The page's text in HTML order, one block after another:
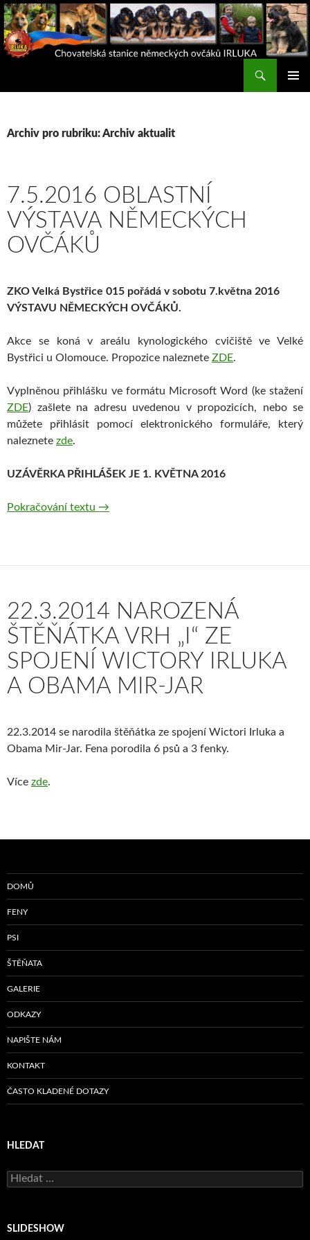
Archiv pro rubriku: Archiv aktualit
7.5.2016 OBLASTNÍ
VÝSTAVA NĚMECKÝCH
OVČÁKŮ
ZKO Velká Bystřice 015 pořádá v sobotu 7.května 2016
VÝSTAVU NĚMECKÝCH OVČÁKŮ.
Akce se koná v areálu kynologického cvičiště ve Velké
Bystřici u Olomouce. Propozice naleznete ZDE.
Vyplněnou přihlášku ve formátu Microsoft Word (ke stažení
ZDE) zašlete na adresu uvedenou v propozicích, nebo se
můžete přihlásit pomocí elektronického formuláře, který
naleznete zde.
UZÁVĚRKA PŘIHLÁŠEK JE 1. KVĚTNA 2016
Pokračování textu →
22.3.2014 NAROZENÁ
ŠTĚŇÁTKA VRH „I“ ZE
SPOJENÍ WICTORY IRLUKA
A OBAMA MIR-JAR
22.3.2014 se narodila štěňátka ze spojení Wictori Irluka a
Obama Mir-Jar. Fena porodila 6 psů a 3 fenky.
Více zde.
DOMŮ
FENY
PSI
ŠTĚŇATA
GALERIE
ODKAZY
NAPIŠTE NÁM
KONTAKT
ČASTO KLADENÉ DOTAZY
HLEDAT
Vyhledávání
SLIDESHOW